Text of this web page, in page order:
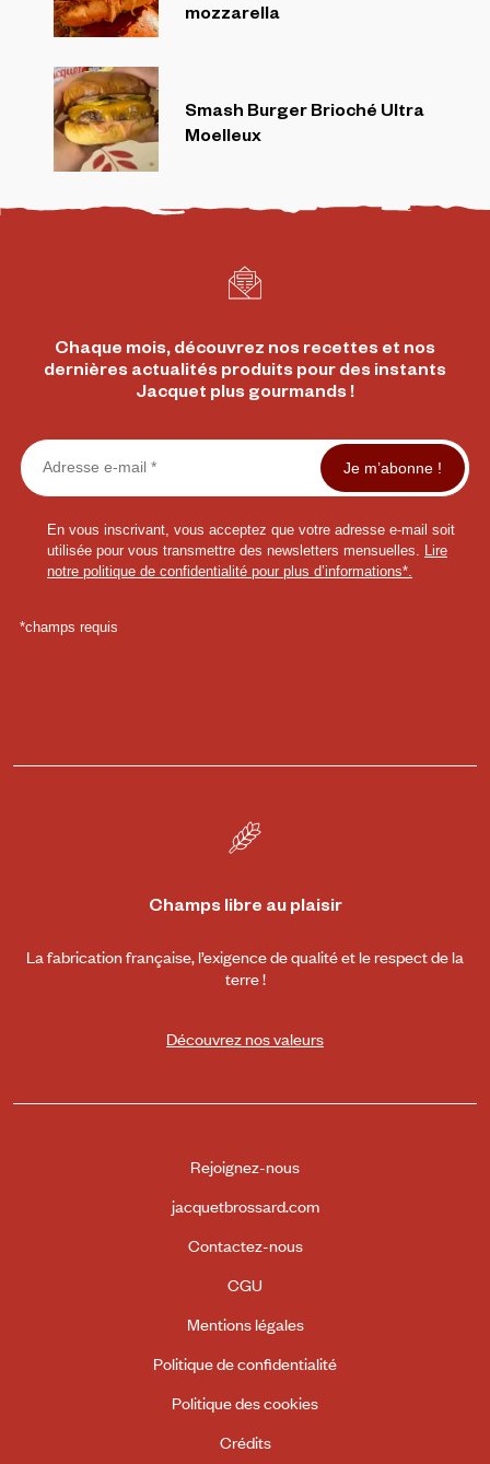
mozzarella
Smash Burger Brioché Ultra
Moelleux
Chaque mois, découvrez nos recettes et nos
dernières actualités produits pour des instants
Jacquet plus gourmands !
Champs libre au plaisir
La fabrication française, l’exigence de qualité et le respect de la
terre !
Découvrez nos valeurs
Rejoignez-nous
jacquetbrossard.com
Contactez-nous
CGU
Mentions légales
Politique de confidentialité
Politique des cookies
Crédits